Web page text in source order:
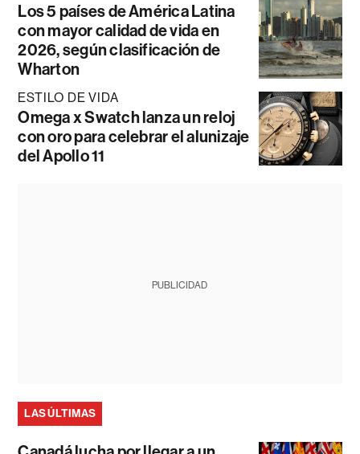
Los 5 países de América Latina
con mayor calidad de vida en
2026, según clasificación de
Wharton
ESTILO DE VIDA
Omega x Swatch lanza un reloj
con oro para celebrar el alunizaje
del Apollo 11
PUBLICIDAD
LAS ÚLTIMAS